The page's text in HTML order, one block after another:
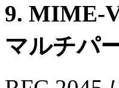
9. MIME-
マルチパ